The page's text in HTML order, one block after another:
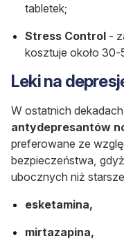
tabletek;
Stress Control -
kosztuje około 30-
Leki na
W ostatnich
antydepresantów
preferowane ze
bezpieczeństwa,
ubocznych niż
esketamina,
mirtazapina,